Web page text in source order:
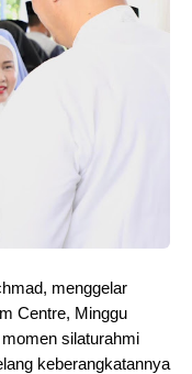
menggelar
Centre, Minggu
silaturahmi
keberangkatannya